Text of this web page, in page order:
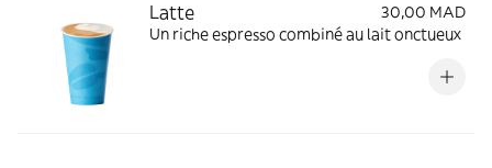
Latte
30,00 MAD
Un riche espresso combiné au lait onctueux